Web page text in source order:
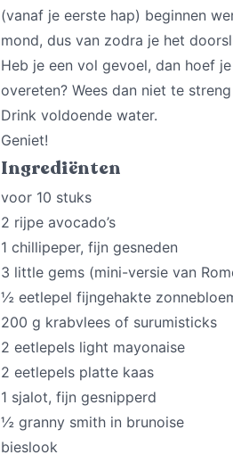
(vanaf je eerste hap) beginnen
mond, dus van zodra je het
Heb je een vol gevoel, dan hoef
overeten? Wees dan niet te
Drink voldoende water.
Geniet!
Ingrediënten
voor 10 stuks
2 rijpe avocado’s
1 chillipeper, fijn gesneden
3 little gems (mini-versie van
½ eetlepel fijngehakte
200 g krabvlees of surumisticks
2 eetlepels light mayonaise
2 eetlepels platte kaas
1 sjalot, fijn gesnipperd
½ granny smith in brunoise
bieslook